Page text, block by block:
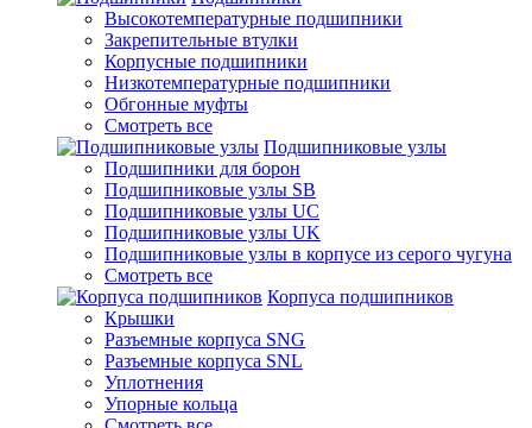
Высокотемпературные подшипники
Закрепительные втулки
Корпусные подшипники
Низкотемпературные подшипники
Обгонные муфты
Смотреть все
Подшипниковые узлы
Подшипники для борон
Подшипниковые узлы SB
Подшипниковые узлы UC
Подшипниковые узлы UK
Подшипниковые узлы в корпусе из серого чугуна
Смотреть все
Корпуса подшипников
Крышки
Разъемные корпуса SNG
Разъемные корпуса SNL
Уплотнения
Упорные кольца